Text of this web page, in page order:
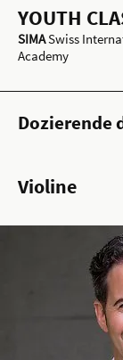
YOUTH
SIMASwiss
Academy
Dozierende
Violine